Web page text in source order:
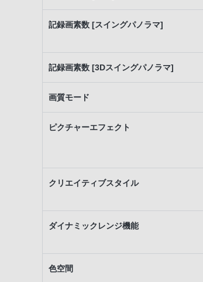
記録画素数 [スイングパノラマ]
記録画素数 [3Dスイングパノラマ]
画質モード
ピクチャーエフェクト
クリエイティブスタイル
ダイナミックレンジ機能
色空間